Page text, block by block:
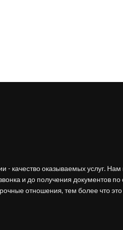
- качество оказываемых услуг.
и до получения документов
отношения, тем более что